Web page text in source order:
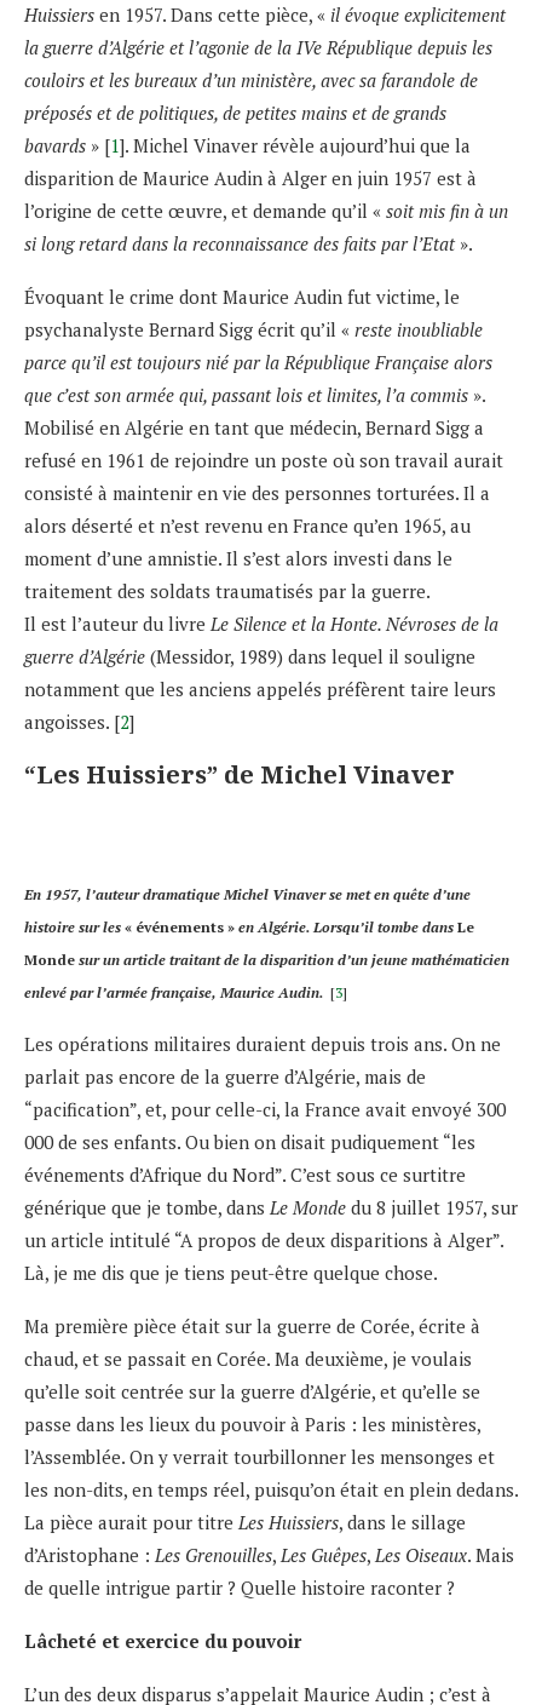
Huissiers en 1957. Dans cette pièce, « il évoque explicitement
la guerre d’Algérie et l’agonie de la IVe République depuis les
couloirs et les bureaux d’un ministère, avec sa farandole de
préposés et de politiques, de petites mains et de grands
bavards » [1]. Michel Vinaver révèle aujourd’hui que la
disparition de Maurice Audin à Alger en juin 1957 est à
l’origine de cette œuvre, et demande qu’il « soit mis fin à un
si long retard dans la reconnaissance des faits par l’Etat».
Évoquant le crime dont Maurice Audin fut victime, le
psychanalyste Bernard Sigg écrit qu’il « reste inoubliable
parce qu’il est toujours nié par la République Française alors
que c’est son armée qui, passant lois et limites, l’a commis ».
Mobilisé en Algérie en tant que médecin, Bernard Sigg a
refusé en 1961 de rejoindre un poste où son travail aurait
consisté à maintenir en vie des personnes torturées. Il a
alors déserté et n’est revenu en France qu’en 1965, au
moment d’une amnistie. Il s’est alors investi dans le
traitement des soldats traumatisés par la guerre.
Il est l’auteur du livre Le Silence et la Honte. Névroses de la
guerre d’Algérie (Messidor, 1989) dans lequel il souligne
notamment que les anciens appelés préfèrent taire leurs
angoisses. [2]
“Les Huissiers” de Michel Vinaver
En 1957, l’auteur dramatique Michel Vinaver se met en quête d’une
histoire sur les « événements » en Algérie. Lorsqu’il tombe dans Le
Monde sur un article traitant de la disparition d’un jeune mathématicien
enlevé par l’armée française, Maurice Audin. [3]
Les opérations militaires duraient depuis trois ans. On ne
parlait pas encore de la guerre d’Algérie, mais de
“pacification”, et, pour celle-ci, la France avait envoyé 300
000 de ses enfants. Ou bien on disait pudiquement “les
événements d’Afrique du Nord”. C’est sous ce surtitre
générique que je tombe, dans Le Monde du 8 juillet 1957, sur
un article intitulé “A propos de deux disparitions à Alger”.
Là, je me dis que je tiens peut-être quelque chose.
Ma première pièce était sur la guerre de Corée, écrite à
chaud, et se passait en Corée. Ma deuxième, je voulais
qu’elle soit centrée sur la guerre d’Algérie, et qu’elle se
passe dans les lieux du pouvoir à Paris : les ministères,
l’Assemblée. On y verrait tourbillonner les mensonges et
les non-dits, en temps réel, puisqu’on était en plein dedans.
La pièce aurait pour titre Les Huissiers, dans le sillage
d’Aristophane : Les Grenouilles, Les Guêpes, Les Oiseaux. Mais
de quelle intrigue partir ? Quelle histoire raconter ?
Lâcheté et exercice du pouvoir
L’un des deux disparus s’appelait Maurice Audin ; c’est à